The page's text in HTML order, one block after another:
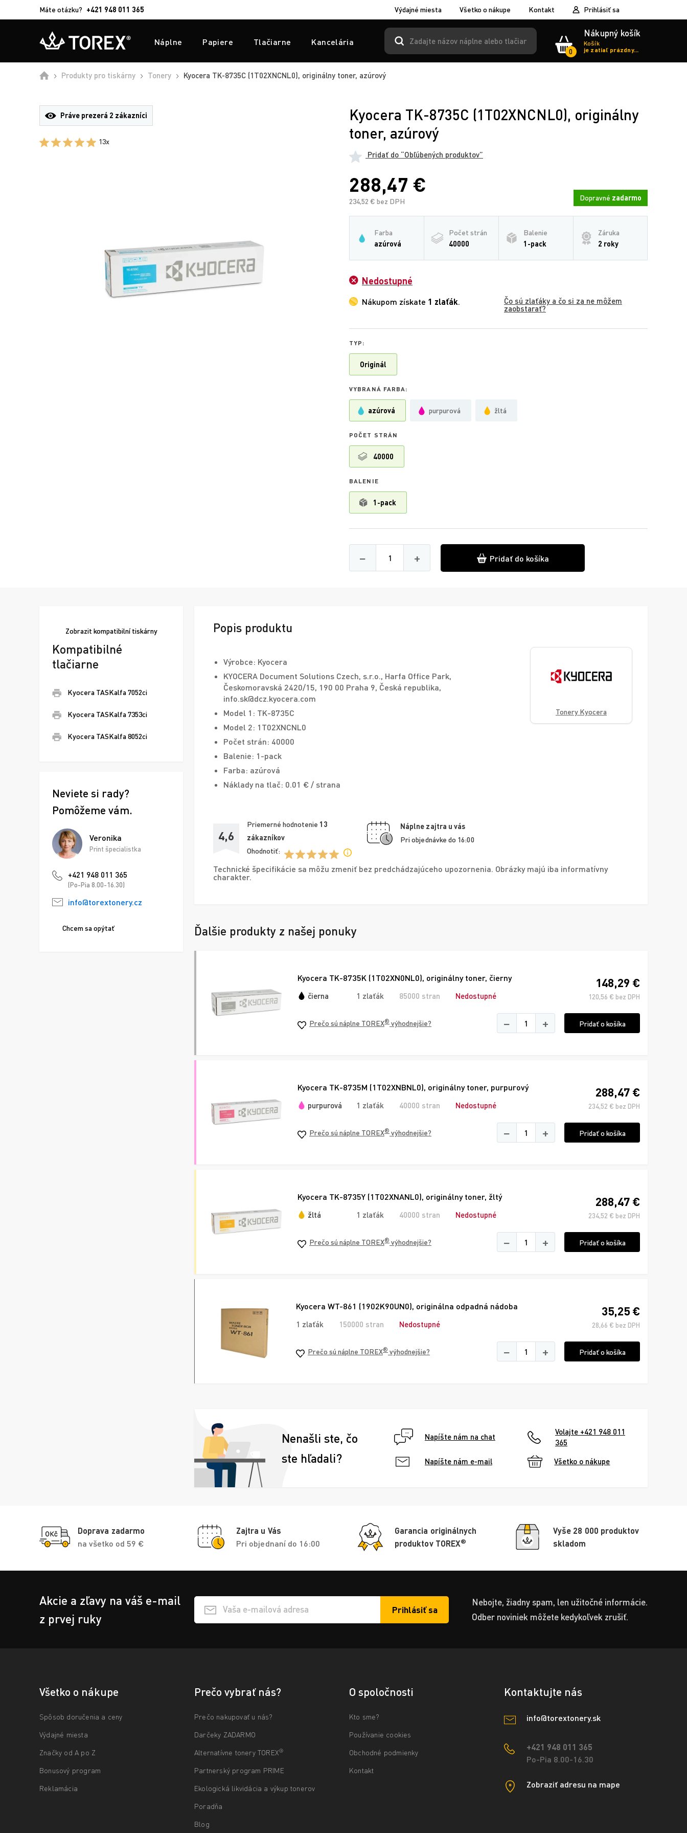
Máte otázku? +421 948 011 365 Výdajné miesta Všetko o nákupe Kontakt Prihlásiť sa
Náplne Papiere Tlačiarne Kancelária
0
Nákupný košík
Košík
je zatiaľ prázdny...
Produkty pro tiskárny Tonery Kyocera TK-8735C (1T02XNCNL0), originálny toner, azúrový
Práve prezerá 2 zákazníci
13x
Kyocera TK-8735C (1T02XNCNL0), originálny
toner, azúrový
Pridať do “Obľúbených produktov”
288,47 €
234,52 € bez DPH Dopravné zadarmo
Farba
azúrová
Počet strán
40000
Balenie
1-pack
Záruka
2 roky
Nedostupné
Nákupom získate 1 zlaťák.
Čo sú zlaťáky a čo si za ne môžem
zaobstarať?
TYP:
Originál
VYBRANÁ FARBA:
azúrová purpurová žltá
POČET STRÁN
40000
BALENIE
1-pack
−
Množství
+ Pridať do košíka
Zobrazit kompatibilní tiskárny
Kompatibilné
tlačiarne
Kyocera TASKalfa 7052ci
Kyocera TASKalfa 7353ci
Kyocera TASKalfa 8052ci
Neviete si rady?
Pomôžeme vám.
Veronika
Print špecialistka
+421 948 011 365
(Po-Pia 8.00-16.30)
info@torextonery.cz
Chcem sa opýtať
Popis produktu
Výrobce: Kyocera
KYOCERA Document Solutions Czech, s.r.o., Harfa Office Park,
Českomoravská 2420/15, 190 00 Praha 9, Česká republika,
info.sk@dcz.kyocera.com
Model 1: TK-8735C
Model 2: 1T02XNCNL0
Počet strán: 40000
Balenie: 1-pack
Farba: azúrová
Náklady na tlač: 0.01 € / strana
4,6
Priemerné hodnotenie 13
zákazníkov
Ohodnotiť:
Náplne zajtra u vás
Pri objednávke do 16:00
Tonery Kyocera
Technické špecifikácie sa môžu zmeniť bez predchádzajúceho upozornenia. Obrázky majú iba informatívny
charakter.
Ďalšie produkty z našej ponuky
Kyocera TK-8735K (1T02XN0NL0), originálny toner, čierny
čierna 1 zlaťák 85000 stran Nedostupné
148,29 €
120,56 € bez DPH
Prečo sú náplne TOREX® výhodnejšie? − + Pridať o košíka
Kyocera TK-8735M (1T02XNBNL0), originálny toner, purpurový
purpurová 1 zlaťák 40000 stran Nedostupné
288,47 €
234,52 € bez DPH
Prečo sú náplne TOREX® výhodnejšie? − + Pridať o košíka
Kyocera TK-8735Y (1T02XNANL0), originálny toner, žltý
žltá 1 zlaťák 40000 stran Nedostupné
288,47 €
234,52 € bez DPH
Prečo sú náplne TOREX® výhodnejšie? − + Pridať o košíka
Kyocera WT-861 (1902K90UN0), originálna odpadná nádoba
1 zlaťák 150000 stran Nedostupné
35,25 €
28,66 € bez DPH
Prečo sú náplne TOREX® výhodnejšie? − + Pridať o košíka
Nenašli ste, čo
ste hľadali?
Napíšte nám na chat
Volajte +421 948 011
365
Napíšte nám e-mail Všetko o nákupe
Doprava zadarmo
na všetko od 59 €
Zajtra u Vás
Pri objednaní do 16:00
Garancia originálnych
produktov TOREX®
Vyše 28 000 produktov
skladom
Akcie a zľavy na váš e-mail
z prvej ruky
Přihlášení e-mailu k odběru Prihlásiť sa
Nebojte, žiadny spam, len užitočné informácie.
Odber noviniek môžete kedykoľvek zrušiť.
Všetko o nákupe
Spôsob doručenia a ceny
Výdajné miesta
Značky od A po Z
Bonusový program
Reklamácia
Prečo vybrať nás?
Prečo nakupovať u nás?
Darčeky ZADARMO
Alternatívne tonery TOREX®
Partnerský program PRIME
Ekologická likvidácia a výkup tonerov
Poradňa
Blog
O spoločnosti
Kto sme?
Používanie cookies
Obchodné podmienky
Kontakt
Kontaktujte nás
info@torextonery.sk
+421 948 011 365
Po-Pia 8.00-16.30
Zobraziť adresu na mape